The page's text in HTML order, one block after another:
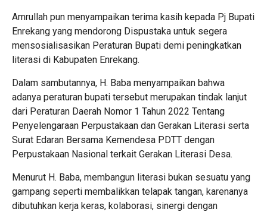
Amrullah pun menyampaikan terima kasih kepada Pj Bupati
Enrekang yang mendorong Dispustaka untuk segera
mensosialisasikan Peraturan Bupati demi peningkatkan
literasi di Kabupaten Enrekang.
Dalam sambutannya, H. Baba menyampaikan bahwa
adanya peraturan bupati tersebut merupakan tindak lanjut
dari Peraturan Daerah Nomor 1 Tahun 2022 Tentang
Penyelengaraan Perpustakaan dan Gerakan Literasi serta
Surat Edaran Bersama Kemendesa PDTT dengan
Perpustakaan Nasional terkait Gerakan Literasi Desa.
Menurut H. Baba, membangun literasi bukan sesuatu yang
gampang seperti membalikkan telapak tangan, karenanya
dibutuhkan kerja keras, kolaborasi, sinergi dengan